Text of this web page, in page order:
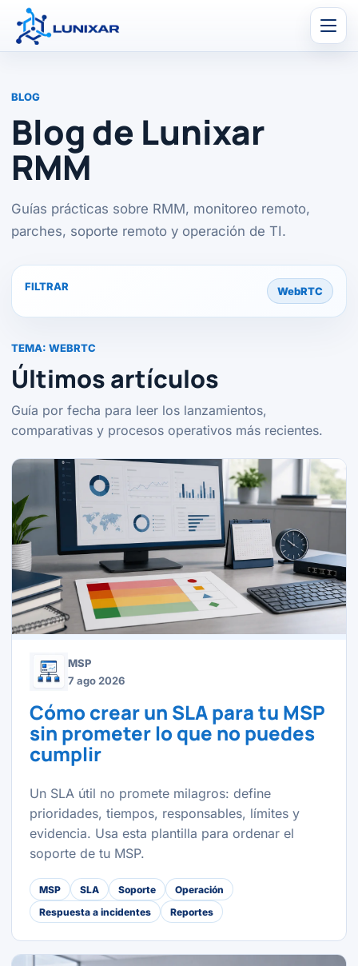
BLOG
Blog de Lunixar
RMM
Guías prácticas sobre RMM, monitoreo remoto,
parches, soporte remoto y operación de TI.
FILTRAR WebRTC
TEMA: WEBRTC
Últimos artículos
Guía por fecha para leer los lanzamientos,
comparativas y procesos operativos más recientes.
MSP
7 ago 2026
Cómo crear un SLA para tu MSP
sin prometer lo que no puedes
cumplir
Un SLA útil no promete milagros: define
prioridades, tiempos, responsables, límites y
evidencia. Usa esta plantilla para ordenar el
soporte de tu MSP.
MSP SLA Soporte
Operación
Respuesta a incidentes
Reportes